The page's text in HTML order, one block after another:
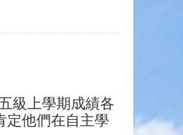
級上學期成績各
定他們在自主學